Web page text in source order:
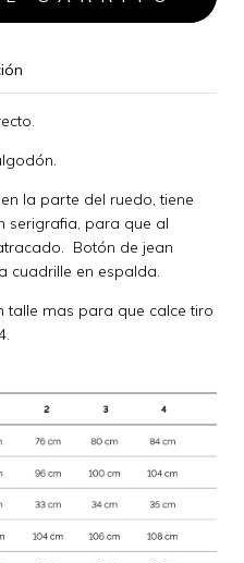
la parte del ruedo, tiene
serigrafia, para que al
Botón de jean
cuadrille en espalda.
talle mas para que calce tiro